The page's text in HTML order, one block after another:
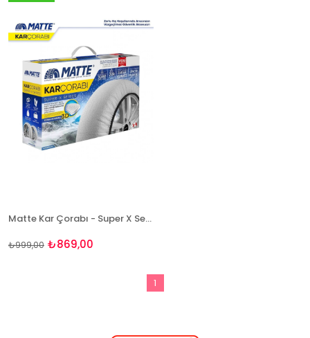
Matte Kar Çorabı - Super X Series
₺869,00
₺999,00
1